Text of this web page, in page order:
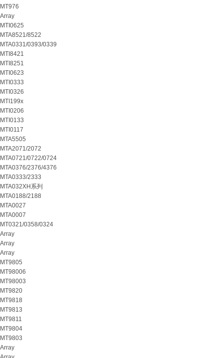
MT976
Array
MTI0625
MTA8521/8522
MTA0331/0393/0339
MTI8421
MTI8251
MTI0623
MTI0333
MTI0326
MTI199x
MTI0206
MTI0133
MTI0117
MTA5505
MTA2071/2072
MTA0721/0722/0724
MTA0376/2376/4376
MTA0333/2333
MTA032XH系列
MTA0188/2188
MTA0027
MTA0007
MT0321/0358/0324
Array
Array
Array
MT9805
MT98006
MT98003
MT9820
MT9818
MT9813
MT9811
MT9804
MT9803
Array